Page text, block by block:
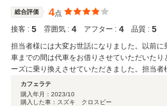
総合評価 4点
接客 : 5 雰囲気 : 4 アフター : 4 品質 : 5
担当者様には大変お世話になりました。以前
車までの間は代車をお借りさせていただいた
ーズに乗り換えさせていただきました。担当
に感謝しております。（他の女性スタッフ様に
した）この度は本当にありがとうございました。
カフェラテ
購入年月： 2023/10
購入した車：スズキ クロスビー